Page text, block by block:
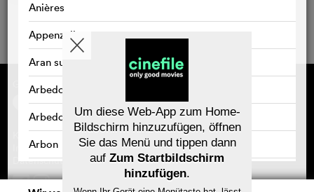
Anières
Appenzell
Aran sur Vilette
Arbedo
Arbedo-Castione
Arbon
Arlesheim
Gefördert von
Impressum
Datenschutz
Newsletter
Häufig gestellte Fragen (FAQ)
Gutscheine
Um diese Web-App zum Home-
Bildschirm hinzuzufügen, öffnen
Sie das Menü und tippen dann
auf Zum Startbildschirm
hinzufügen.